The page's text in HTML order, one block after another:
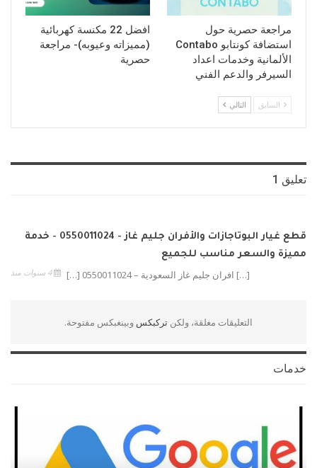
مراجعة حصرية حول
استضافة كونتابو Contabo
الألمانية وخدمات اعداد
السيرفر والدعم الفني
افضل 22 مكنسة كهربائية
(مميزاته وعيوبه)- مراجعة
حصرية
السابق التالي
تعليق 1
قطع غيار البوتاجازات والأفران جليم غاز - 0550011024 - خدمة
مميزة والسعر مناسب للجميع
4 سنوات منذ
[…] افران جليم غاز السعودية – 0550011024 […]
التعليقات مغلقة، ولكن تركبكس وبينغبكس مفتوحة.
خدمات